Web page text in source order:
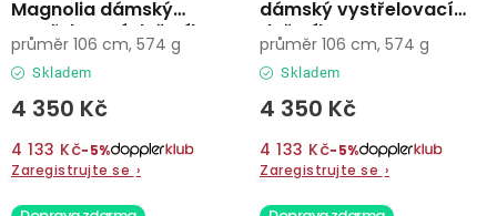
Magnolia dámský
vystřelovací deštník
Skladem
4 350 Kč
4 133 Kč−5%
Zaregistrujte se ›
průměr 106 cm, 574 g
dámský vystřelovací
deštník
Skladem
4 350 Kč
4 133 Kč−5%
Zaregistrujte se ›
průměr 106 cm, 574 g